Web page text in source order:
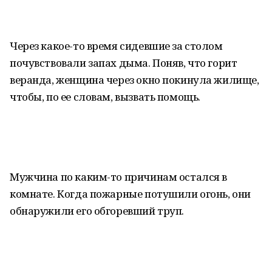
Через какое-то время сидевшие за столом
почувствовали запах дыма. Поняв, что горит
веранда, женщина через окно покинула жилище,
чтобы, по ее словам, вызвать помощь.
Мужчина по каким-то причинам остался в
комнате. Когда пожарные потушили огонь, они
обнаружили его обгоревший труп.